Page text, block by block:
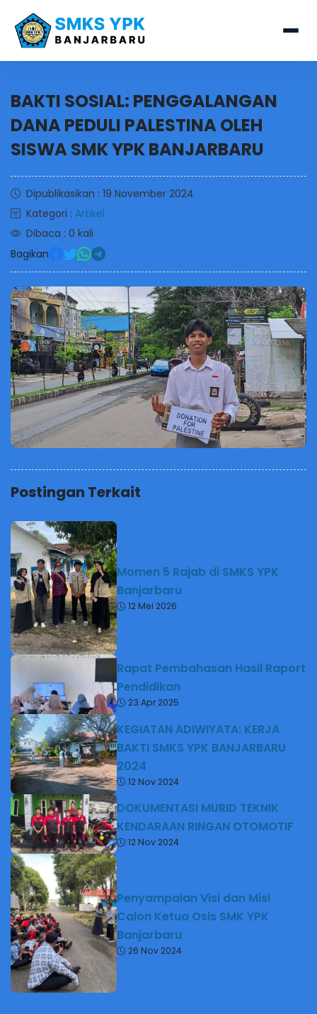
BAKTI SOSIAL: PENGGALANGAN
DANA PEDULI PALESTINA OLEH
SISWA SMK YPK BANJARBARU
Dipublikasikan : 19 November 2024
Kategori : Artikel
Dibaca : 0 kali
Bagikan
Postingan Terkait
Momen 5 Rajab di SMKS YPK
Banjarbaru
12 Mei 2026
Rapat Pembahasan Hasil Raport
Pendidikan
23 Apr 2025
KEGIATAN ADIWIYATA: KERJA
BAKTI SMKS YPK BANJARBARU
2024
12 Nov 2024
DOKUMENTASI MURID TEKNIK
KENDARAAN RINGAN OTOMOTIF
12 Nov 2024
Penyampaian Visi dan Misi
Calon Ketua Osis SMK YPK
Banjarbaru
26 Nov 2024